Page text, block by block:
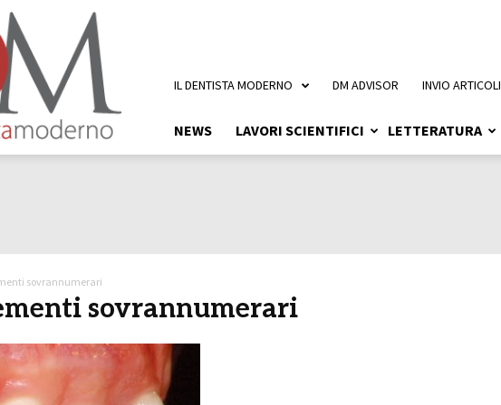
NEWS LAVORI SCIENTIFICI LETTERATURA
IL DENTISTA MODERNO DM ADVISOR INVIO ARTICOLI
sovrannumerari
sovrannumerari